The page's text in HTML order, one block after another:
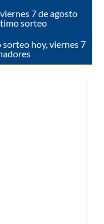
7 de agosto
sorteo
hoy, viernes 7